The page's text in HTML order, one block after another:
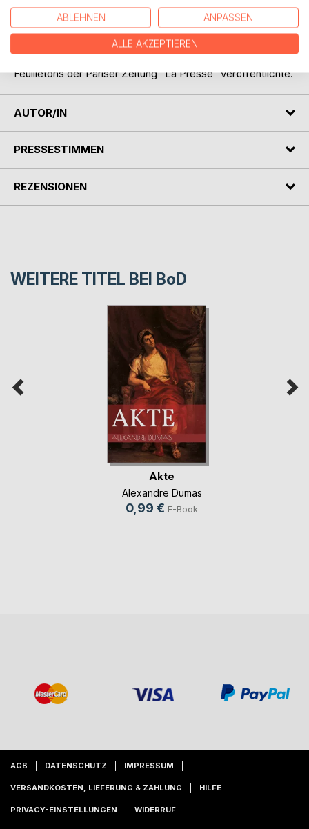
Erfolgsautoren Alexandre Dumas (1802–1870), zu der auch
"Joseph Balsamo", "Das Halsband der Königin" und "Die
Gräfin von Charny" gehören, die Dumas, beginnend mit
"Joseph Balsamo", zwischen 1846 und 1855 in den
Feuilletons der Pariser Zeitung "La Presse" veröffentlichte.
AUTOR/IN
PRESSESTIMMEN
REZENSIONEN
WEITERE TITEL BEI BoD
Akte
Alexandre Dumas
0,99 € E-Book
AGB DATENSCHUTZ IMPRESSUM
VERSANDKOSTEN, LIEFERUNG & ZAHLUNG HILFE
PRIVACY-EINSTELLUNGEN WIDERRUF
ABLEHNEN ANPASSEN
ALLE AKZEPTIEREN